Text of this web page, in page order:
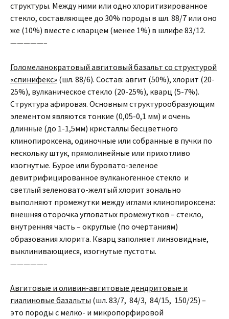
структуры. Между ними или одно хлоритизированное
стекло, составляющее до 30% породы в шл. 88/7 или оно
же (10%) вместе с кварцем (менее 1%) в шлифе 83/12.
—————–
Голомеланократовый авгитовый базальт со структурой
«спинифекс» (шл. 88/6). Состав: авгит (50%), хлорит (20-
25%), вулканическое стекло (20-25%), кварц (5-7%).
Структура афировая. Основным структурообразующим
элементом являются тонкие (0,05-0,1 мм) и очень
длинные (до 1-1,5мм) кристаллы бесцветного
клинопироксена, одиночные или собранные в пучки по
нескольку штук, прямолинейные или прихотливо
изогнутые. Бурое или буровато-зеленое
девитрифицированное вулканогенное стекло и
светлый зеленовато-желтый хлорит зонально
выполняют промежутки между иглами клинопироксена:
внешняя оторочка угловатых промежутков – стекло,
внутренняя часть – округлые (по очертаниям)
образования хлорита. Кварц заполняет линзовидные,
выклинивающиеся, изогнутые пустоты.
—————–
Авгитовые и оливин-авгитовые дендритовые и
гиалиновые базальты (шл. 83/7, 84/3, 84/15, 150/25) –
это породы с мелко- и микропорфировой